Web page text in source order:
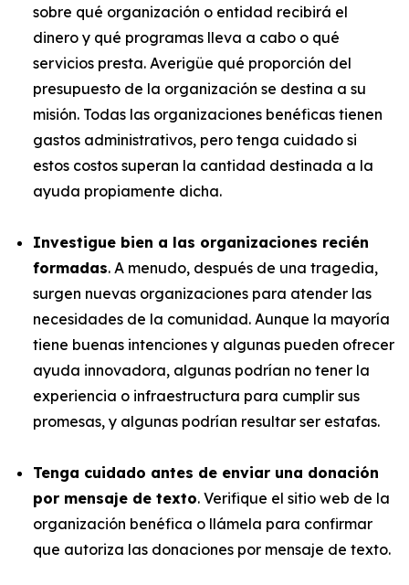
sobre qué organización o entidad recibirá el
dinero y qué programas lleva a cabo o qué
servicios presta. Averigüe qué proporción del
presupuesto de la organización se destina a su
misión. Todas las organizaciones benéficas tienen
gastos administrativos, pero tenga cuidado si
estos costos superan la cantidad destinada a la
ayuda propiamente dicha.
Investigue bien a las organizaciones recién
formadas. A menudo, después de una tragedia,
surgen nuevas organizaciones para atender las
necesidades de la comunidad. Aunque la mayoría
tiene buenas intenciones y algunas pueden ofrecer
ayuda innovadora, algunas podrían no tener la
experiencia o infraestructura para cumplir sus
promesas, y algunas podrían resultar ser estafas.
Tenga cuidado antes de enviar una donación
por mensaje de texto. Verifique el sitio web de la
organización benéfica o llámela para confirmar
que autoriza las donaciones por mensaje de texto.